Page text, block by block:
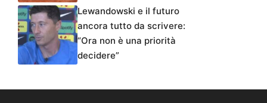
Lewandowski e il futuro
ancora tutto da scrivere:
“Ora non è una priorità
decidere”